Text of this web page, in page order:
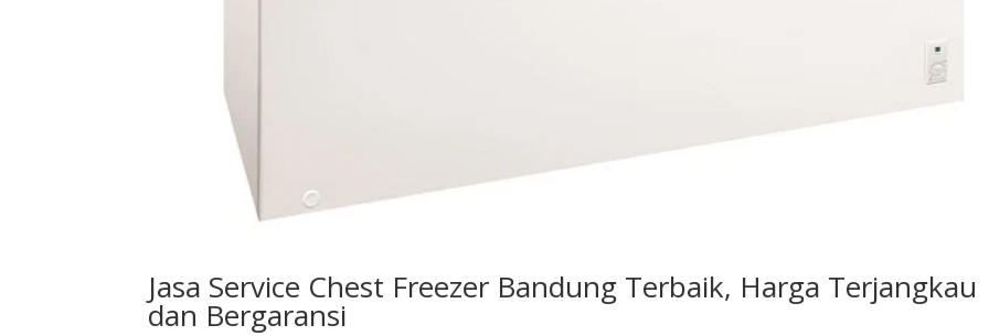
Jasa Service Chest Freezer Bandung Terbaik, Harga Terjangkau
dan Bergaransi